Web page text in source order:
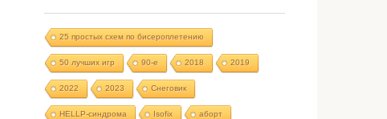
25 простых схем по бисероплетению
50 лучших игр 90-е 2018 2019
2022 2023 Cнеговик
HELLP-синдрома Isofix аборт